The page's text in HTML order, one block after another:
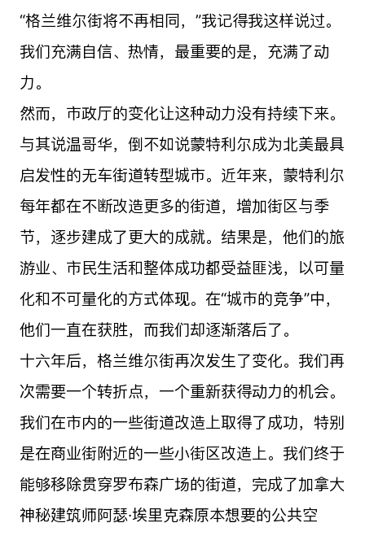
“格兰维尔街将不再相同，”我记得我这样说过。
我们充满自信、热情，最重要的是，充满了动
力。
然而，市政厅的变化让这种动力没有持续下来。
与其说温哥华，倒不如说蒙特利尔成为北美最具
启发性的无车街道转型城市。近年来，蒙特利尔
每年都在不断改造更多的街道，增加街区与季
节，逐步建成了更大的成就。结果是，他们的旅
游业、市民生活和整体成功都受益匪浅，以可量
化和不可量化的方式体现。在“城市的竞争”中，
他们一直在获胜，而我们却逐渐落后了。
十六年后，格兰维尔街再次发生了变化。我们再
次需要一个转折点，一个重新获得动力的机会。
我们在市内的一些街道改造上取得了成功，特别
是在商业街附近的一些小街区改造上。我们终于
能够移除贯穿罗布森广场的街道，完成了加拿大
神秘建筑师阿瑟·埃里克森原本想要的公共空